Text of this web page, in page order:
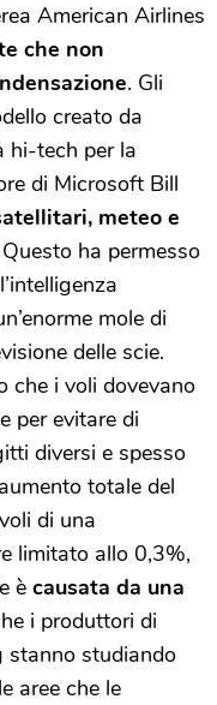
American Airlines
che non
. Gli
creato da
hi-tech per la
di Microsoft Bill
meteo e
ha permesso
mole di
delle scie.
che i voli dovevano
per evitare di
diversi e spesso
totale del
di una
limitato allo 0,3%,
è causata da una
i produttori di
stanno studiando
aree che le